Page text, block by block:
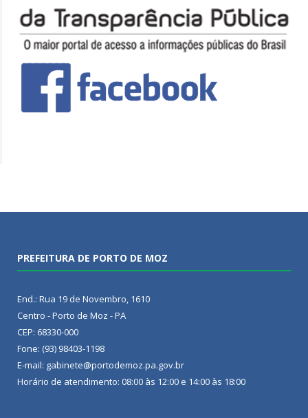
PREFEITURA DE PORTO DE MOZ
End.: Rua 19 de Novembro, 1610
Centro - Porto de Moz - PA
CEP: 68330-000
Fone: (93) 98403-1198
E-mail: gabinete@portodemoz.pa.gov.br
Horário de atendimento: 08:00 às 12:00 e 14:00 às 18:00